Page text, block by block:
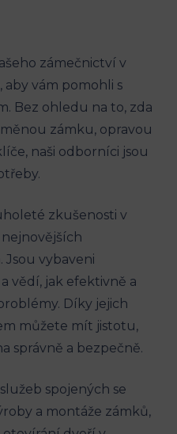
zámečnictví v
aby vám pomohli s
Bez ohledu na to, zda
zámku, opravou
naši odborníci jsou
zkušenosti v
vybaveni
vědí, jak efektivně a
Díky jejich
můžete mít jistotu,
správně a bezpečně.
spojených se
a montáže zámků,